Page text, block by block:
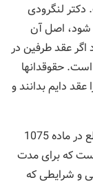
لنگرودی
شود، اصل آن
اگر عقد طرفین در
حقوقدانها
و مثل آن را عقد دایم بدانند و
ب ) نظر کمیسیون: با توجه به تعریف نکاح منقطع در ماده 1075
که برای مدت
و شرایطی که